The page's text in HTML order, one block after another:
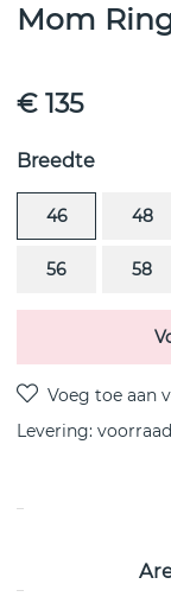
Mom
€ 135
Breedte
46 48
56 58
Levering: